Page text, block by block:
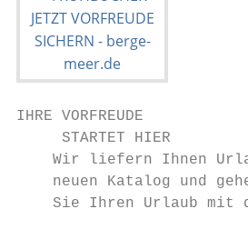
IHRE VORFREUDE
     STARTET HIER
Wir liefern Ihnen
neuen Katalog und
Sie Ihren Urlaub mit